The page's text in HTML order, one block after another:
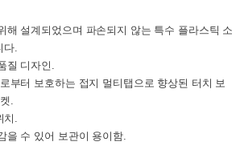
해 설계되었으며 파손되지 않는 특수 플라스틱 소
다.
질 디자인.
부터 보호하는 접지 멀티탭으로 향상된 터치 보
.
치.
을 수 있어 보관이 용이함.